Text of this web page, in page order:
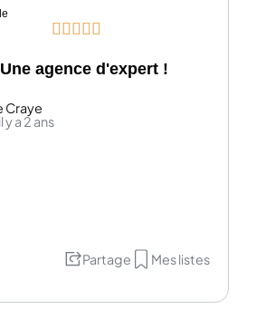
    
agence d'expert !
Craye
y a 2 ans
Partage Mes listes